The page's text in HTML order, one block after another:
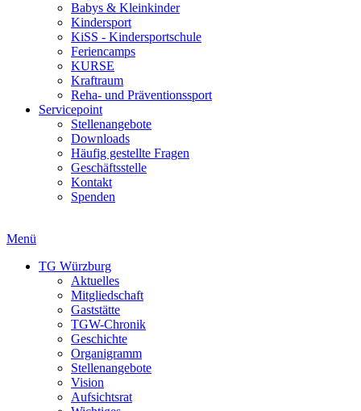
Babys & Kleinkinder
Kindersport
KiSS - Kindersportschule
Feriencamps
KURSE
Kraftraum
Reha- und Präventionssport
Servicepoint
Stellenangebote
Downloads
Häufig gestellte Fragen
Geschäftsstelle
Kontakt
Spenden
Menü
TG Würzburg
Aktuelles
Mitgliedschaft
Gaststätte
TGW-Chronik
Geschichte
Organigramm
Stellenangebote
Vision
Aufsichtsrat